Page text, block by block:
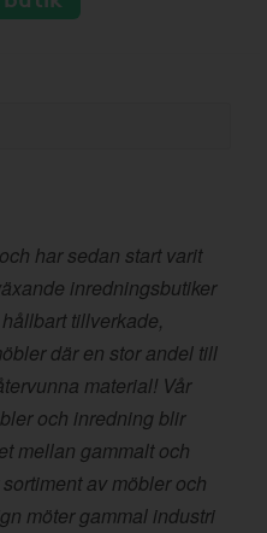
har sedan start varit
inredningsbutiker
tillverkade,
där en stor andel till
material! Vår
och inredning blir
mellan gammalt och
av möbler och
möter gammal industri